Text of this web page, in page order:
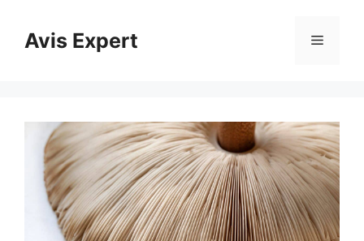
contenuAvis Expert Menu